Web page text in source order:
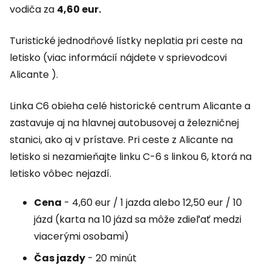
vodiča za 4,60 eur.
Turistické jednodňové lístky neplatia pri ceste na
letisko (viac informácií nájdete v sprievodcovi
Alicante ).
Linka C6 obieha celé historické centrum Alicante a
zastavuje aj na hlavnej autobusovej a železničnej
stanici, ako aj v prístave. Pri ceste z Alicante na
letisko si nezamieňajte linku C-6 s linkou 6, ktorá na
letisko vôbec nejazdí.
Cena - 4,60 eur / 1 jazda alebo 12,50 eur / 10
jázd (karta na 10 jázd sa môže zdieľať medzi
viacerými osobami)
Čas jazdy - 20 minút